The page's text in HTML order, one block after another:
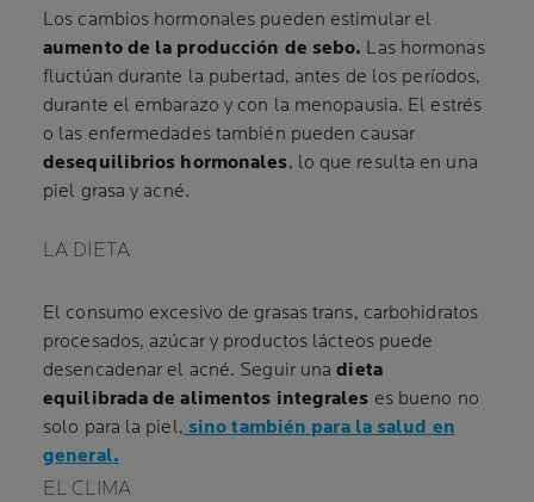
Los cambios hormonales pueden estimular el
aumento de la producción de sebo. Las hormonas
fluctúan durante la pubertad, antes de los períodos,
durante el embarazo y con la menopausia. El estrés
o las enfermedades también pueden causar
desequilibrios hormonales, lo que resulta en una
piel grasa y acné.
LA DIETA
El consumo excesivo de grasas trans, carbohidratos
procesados, azúcar y productos lácteos puede
desencadenar el acné. Seguir unadieta
equilibrada de alimentos integrales es bueno no
solo para la piel, sino también para la salud en
general.
EL CLIMA